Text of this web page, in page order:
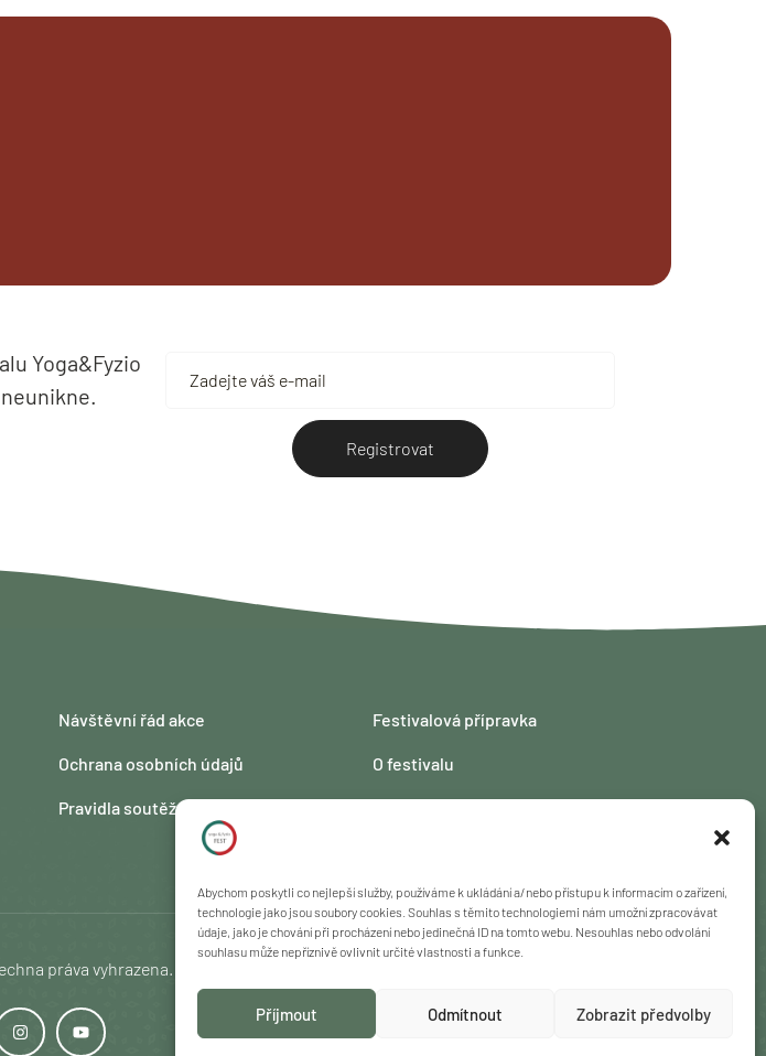
Abychom poskytli co nejlepší služby, používáme k ukládání a/nebo přístupu k informacím o zařízení,
technologie jako jsou soubory cookies. Souhlas s těmito technologiemi nám umožní zpracovávat
údaje, jako je chování při procházení nebo jedinečná ID na tomto webu. Nesouhlas nebo odvolání
souhlasu může nepříznivě ovlivnit určité vlastnosti a funkce.
Příjmout Odmítnout Zobrazit předvolby
Yoga&Fyzio
Registrovat
Návštěvní řád akce
Ochrana osobních údajů
Pravidla soutěže
Festivalová přípravka
O festivalu
práva vyhrazena. Změna programu vyhrazena.